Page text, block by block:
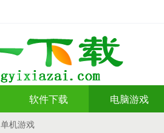
软件下载 电脑游戏
单机游戏